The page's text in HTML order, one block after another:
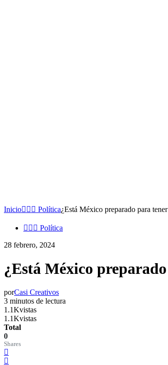
Inicio👩🏻‍⚖️ Política¿Está México preparado para
👩🏻‍⚖️ Política
28 febrero, 2024
¿Está México
porCasi Creativos
3 minutos de lectura
1.1Kvistas
1.1Kvistas
Total
0
Shares